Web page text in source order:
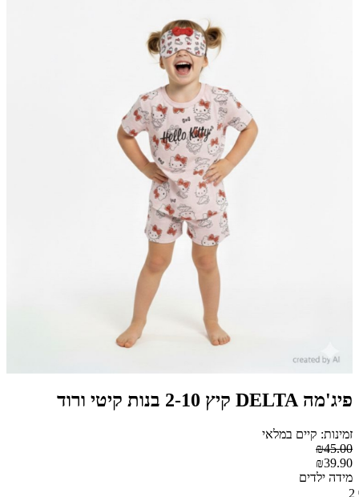
פיג'מה DELTA קיץ 2-10 בנות קיטי ורוד
זמינות: קיים במלאי
₪45.00
₪39.90
מידה ילדים
2